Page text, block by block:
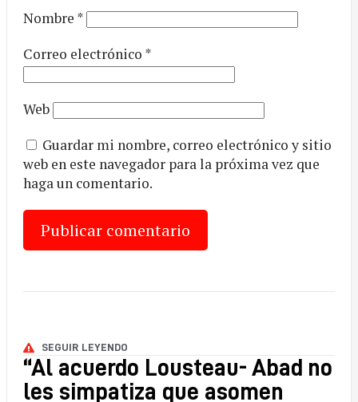
Nombre *
Correo electrónico *
Web
Guardar mi nombre, correo electrónico y sitio
web en este navegador para la próxima vez que
haga un comentario.
SEGUIR LEYENDO
“Al acuerdo Lousteau- Abad no
les simpatiza que asomen